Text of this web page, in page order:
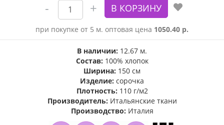
при покупке от 5 м. оптовая цена 1050.40 р.
В наличии: 12.67 м.
Состав: 100% хлопок
Ширина: 150 см
Изделие: сорочка
Плотность: 110 г/м2
Производитель: Итальянские ткани
Производство: Италия